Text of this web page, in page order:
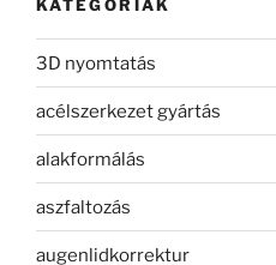
KATEGÓRIÁK
3D nyomtatás
acélszerkezet gyártás
alakformálás
aszfaltozás
augenlidkorrektur